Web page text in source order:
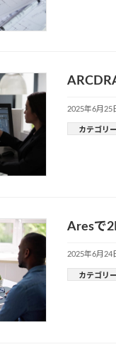
2025年6月25
カテゴリ
Aresで
2025年6月24
カテゴリ